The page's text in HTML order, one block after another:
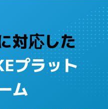
対応した
プラット
ム